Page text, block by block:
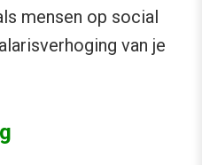
mensen op social
van je